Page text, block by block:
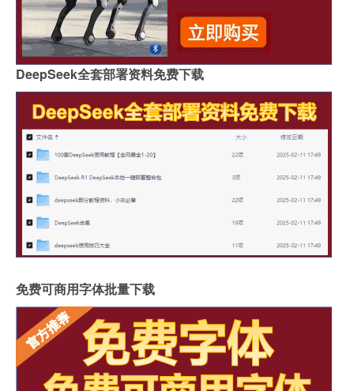
DeepSeek全套部署资料免费下载
免费可商用字体批量下载